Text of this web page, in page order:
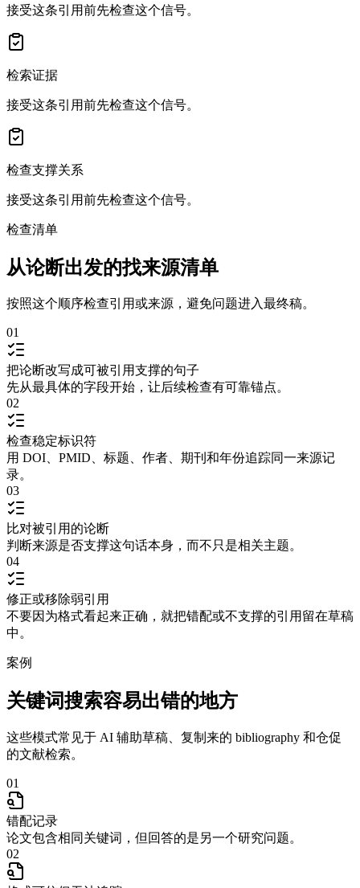
接受这条引用前先检查这个信号。
检索证据
接受这条引用前先检查这个信号。
检查支撑关系
接受这条引用前先检查这个信号。
检查清单
从论断出发的找来源清单
按照这个顺序检查引用或来源，避免问题进入最终稿。
01
把论断改写成可被引用支撑的句子
先从最具体的字段开始，让后续检查有可靠锚点。
02
检查稳定标识符
用 DOI、PMID、标题、作者、期刊和年份追踪同一来源记
录。
03
比对被引用的论断
判断来源是否支撑这句话本身，而不只是相关主题。
04
修正或移除弱引用
不要因为格式看起来正确，就把错配或不支撑的引用留在草稿
中。
案例
关键词搜索容易出错的地方
这些模式常见于 AI 辅助草稿、复制来的 bibliography 和仓促
的文献检索。
01
错配记录
论文包含相同关键词，但回答的是另一个研究问题。
02